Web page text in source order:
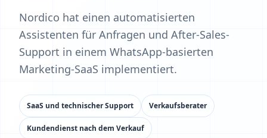
Nordico hat einen automatisierten
Assistenten für Anfragen und After-Sales-
Support in einem WhatsApp-basierten
Marketing-SaaS implementiert.
SaaS und technischer Support Verkaufsberater
Kundendienst nach dem Verkauf